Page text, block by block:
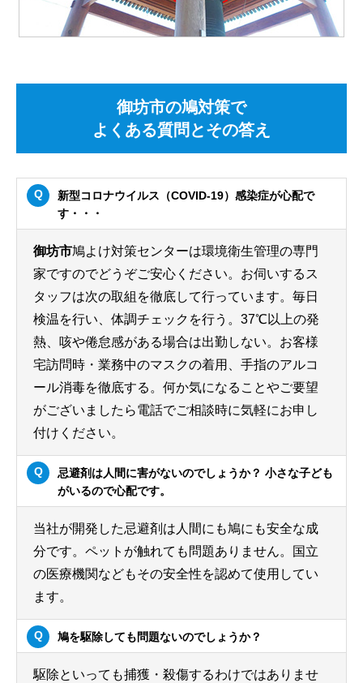
御坊市の鳩対策で
よくある質問とその答え
新型コロナウイルス（COVID-19）感染症が心配で
す・・・
御坊市鳩よけ対策センターは環境衛生管理の専門
家ですのでどうぞご安心ください。お伺いするス
タッフは次の取組を徹底して行っています。毎日
検温を行い、体調チェックを行う。37℃以上の発
熱、咳や倦怠感がある場合は出勤しない。お客様
宅訪問時・業務中のマスクの着用、手指のアルコ
ール消毒を徹底する。何か気になることやご要望
がございましたら電話でご相談時に気軽にお申し
付けください。
忌避剤は人間に害がないのでしょうか？ 小さな子ども
がいるので心配です。
当社が開発した忌避剤は人間にも鳩にも安全な成
分です。ペットが触れても問題ありません。国立
の医療機関などもその安全性を認めて使用してい
ます。
鳩を駆除しても問題ないのでしょうか？
駆除といっても捕獲・殺傷するわけではありませ